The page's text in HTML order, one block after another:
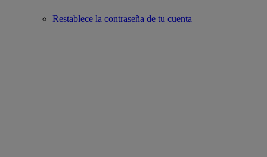
Restablece la contraseña de tu cuenta